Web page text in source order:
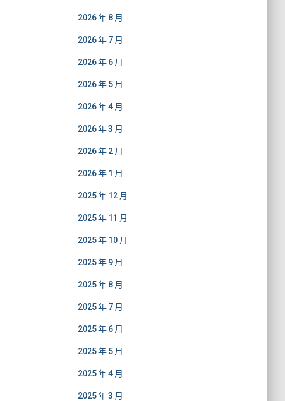
2026 年 8 月
2026 年 7 月
2026 年 6 月
2026 年 5 月
2026 年 4 月
2026 年 3 月
2026 年 2 月
2026 年 1 月
2025 年 12 月
2025 年 11 月
2025 年 10 月
2025 年 9 月
2025 年 8 月
2025 年 7 月
2025 年 6 月
2025 年 5 月
2025 年 4 月
2025 年 3 月